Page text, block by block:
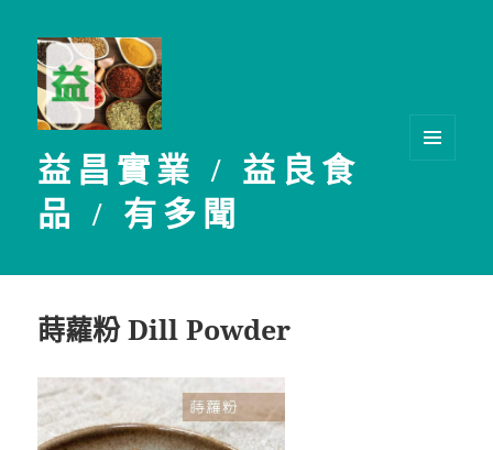
益昌實業 / 益良食
品 / 有多聞
蒔蘿粉 Dill Powder